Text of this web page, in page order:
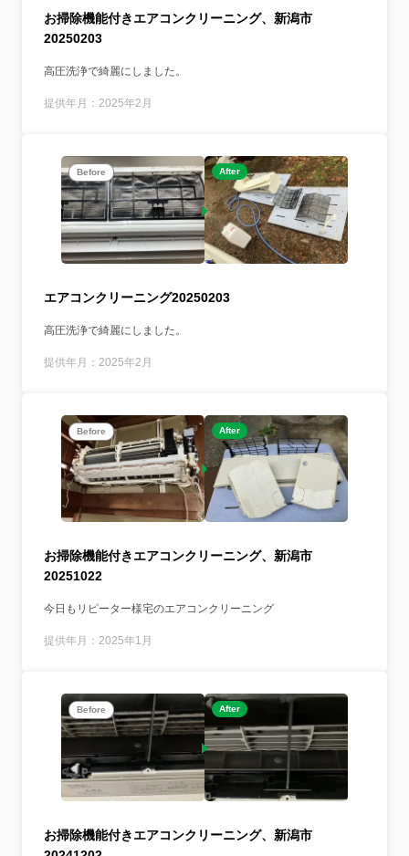
お掃除機能付きエアコンクリーニング、新潟市
20250203
高圧洗浄で綺麗にしました。
提供年月：2025年2月
Before After
エアコンクリーニング20250203
高圧洗浄で綺麗にしました。
提供年月：2025年2月
Before After
お掃除機能付きエアコンクリーニング、新潟市
20251022
今日もリピーター様宅のエアコンクリーニング
提供年月：2025年1月
Before After
お掃除機能付きエアコンクリーニング、新潟市